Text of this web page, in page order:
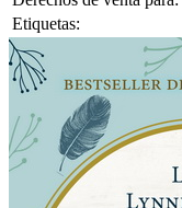
Etiquetas: